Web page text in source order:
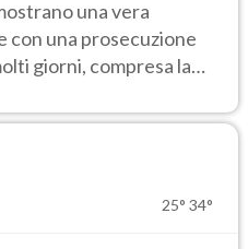
una vera
con una prosecuzione
giorni, compresa la
25° 34°